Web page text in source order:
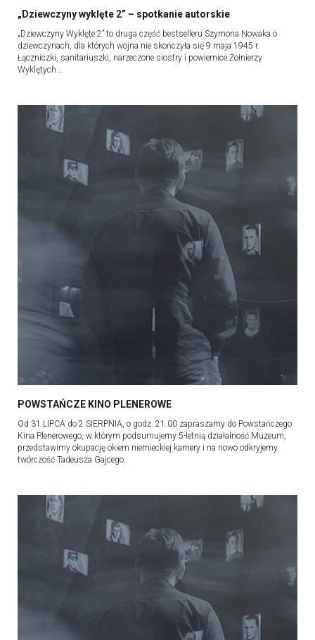
„Dziewczyny wyklęte 2” – spotkanie autorskie
„Dziewczyny Wyklęte 2” to druga część bestselleru Szymona Nowaka o
dziewczynach, dla których wojna nie skończyła się 9 maja 1945 r.
Łączniczki, sanitariuszki, narzeczone siostry i powiernice Żołnierzy
Wyklętych...
POWSTAŃCZE KINO PLENEROWE
Od 31 LIPCA do 2 SIERPNIA, o godz. 21.00 zapraszamy do Powstańczego
Kina Plenerowego, w którym podsumujemy 5-letnią działalność Muzeum,
przedstawimy okupację okiem niemieckiej kamery i na nowo odkryjemy
twórczość Tadeusza Gajcego.